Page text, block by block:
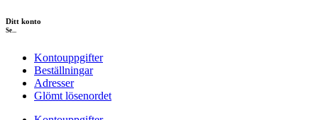
Ditt konto
Se...
Kontouppgifter
Beställningar
Adresser
Glömt lösenordet